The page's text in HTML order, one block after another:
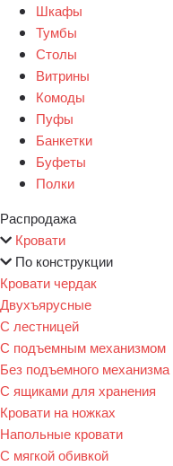
Шкафы
Тумбы
Столы
Витрины
Комоды
Пуфы
Банкетки
Буфеты
Полки
Распродажа
Кровати
По конструкции
Кровати чердак
Двухъярусные
С лестницей
С подъемным механизмом
Без подъемного механизма
С ящиками для хранения
Кровати на ножках
Напольные кровати
С мягкой обивкой